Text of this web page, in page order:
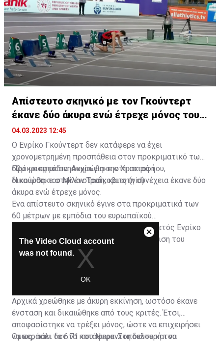
νικήτριες και έδωσαν συγχαρητήρια σε όσους και
όσες συμμετείχαν στα Παγκύπρια Πρωταθλήματα
Εφήβων/Νεανίδων.
Απίστευτο σκηνικό με τον Γκούντερτ
έκανε δύο άκυρα ενώ έτρεχε μόνος του
(vid)
04.03.2023 12:45
Ο Ενρίκο Γκούντερτ δεν κατάφερε να έχει
χρονομετρημένη προσπάθεια στον προκριματικό των
60μ. με εμπόδια. Ακυρώθηκε στη σειρά του,
δικαιώθηκε στην ένσταση, και στη συνέχεια έκανε δύο
άκυρα ενώ έτρεχε μόνος.
Πρόκριση με ανησυχία για την Χριστοφή
Η κούρσα του Μίλαν Τραΐκοβιτς (vid)
Ένα απίστευτο σκηνικό έγινε στα προκριματικά των
60 μέτρων με εμπόδια του ευρωπαϊκού
πρωταθλήματος κλειστού στίβου. Ο Ελβετός Ενρίκο
Γκούντερτ, ο οποίος απείλησε την πρόκριση του
Νυφαντόπουλου, δεν κατάφερε να έχει
χρονομετρημένο χρόνο.
Αρχικά χρεώθηκε με άκυρη εκκίνηση, ωστόσο έκανε
ένσταση και δικαιώθηκε από τους κριτές. Έτσι,
αποφασίστηκε να τρέξει μόνος, ώστε να επιχειρήσει
να περάσει το 6.71 του Νυφαντόπουλου και να
Όμως, πάλι δεν τα κατάφερε. Στη δεύτερή του